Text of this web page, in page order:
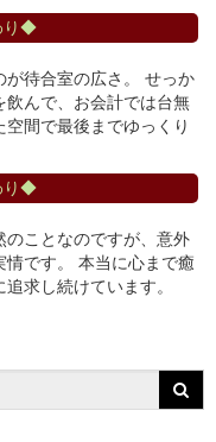
り◆
が待合室の広さ。 せっか
飲んで、お会計では台無
間で最後までゆっくり
り◆
ことなのですが、意外
です。 本当に心まで癒
求し続けています。